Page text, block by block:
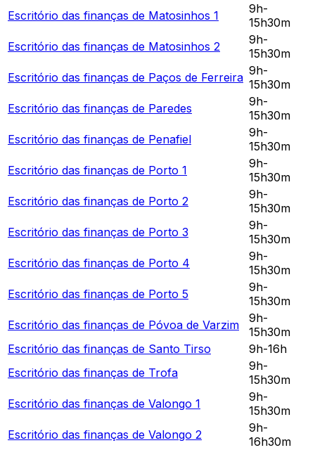
Escritório das finanças de Matosinhos 1
9h-
15h30m
Escritório das finanças de Matosinhos 2
9h-
15h30m
Escritório das finanças de Paços de Ferreira 9h-
15h30m
Escritório das finanças de Paredes
9h-
15h30m
Escritório das finanças de Penafiel
9h-
15h30m
Escritório das finanças de Porto 1
9h-
15h30m
Escritório das finanças de Porto 2
9h-
15h30m
Escritório das finanças de Porto 3
9h-
15h30m
Escritório das finanças de Porto 4
9h-
15h30m
Escritório das finanças de Porto 5
9h-
15h30m
Escritório das finanças de Póvoa de Varzim
9h-
15h30m
Escritório das finanças de Santo Tirso
9h-16h
Escritório das finanças de Trofa
9h-
15h30m
Escritório das finanças de Valongo 1
9h-
15h30m
Escritório das finanças de Valongo 2
9h-
16h30m